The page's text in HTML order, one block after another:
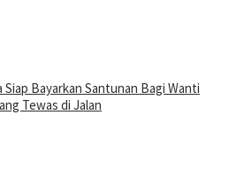
Siap Bayarkan Santunan Bagi Wanti
Tewas di Jalan